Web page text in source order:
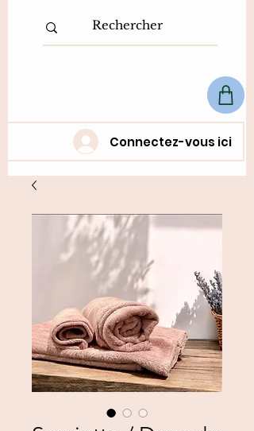
Connectez-vous ici